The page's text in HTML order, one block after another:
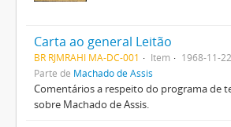
Carta ao general Leitão
BR RJMRAHI MA-DC-001 Item
1968-11-22
Parte de Machado de Assis
Comentários a respeito do programa de
sobre Machado de Assis.